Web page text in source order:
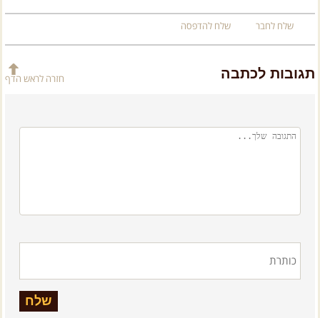
שלח לחבר שלח להדפסה
תגובות לכתבה חזרה לראש הדף